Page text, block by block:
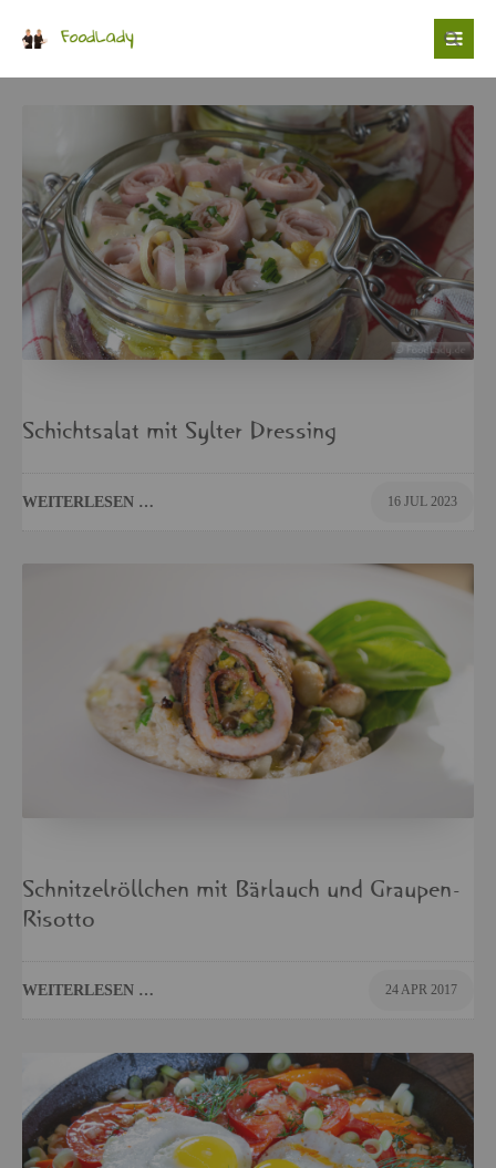
Passwort
Anmelden
Schicht­sa­lat mit Syl­ter Dres­sing
WEI­TER­LE­SEN … 16 JUL 2023
Schnit­zel­röll­chen mit Bär­lauch und Grau­pen-
Ri­sot­to
WEI­TER­LE­SEN … 24 APR 2017